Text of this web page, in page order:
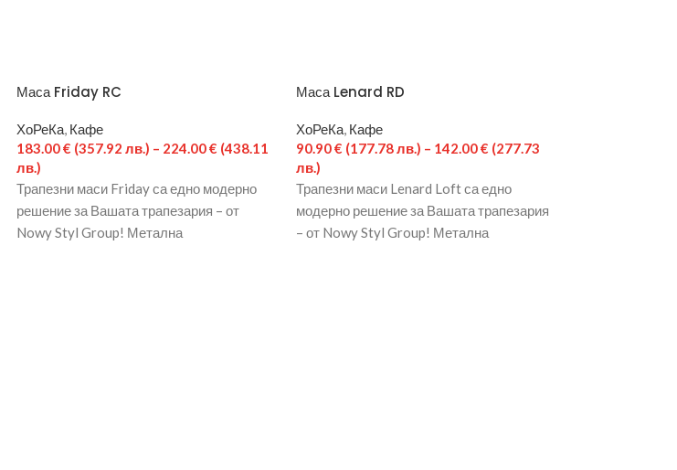
Маса Friday RC
ХоРеКа, Кафе
183.00€ (357.92 лв.) – 224.00€ (438.11
лв.)
Трапезни маси Friday са едно модерно
решение за Вашата трапезария – от
Nowy Styl Group! Метална
Маса Lenard RD
ХоРеКа, Кафе
90.90€ (177.78 лв.) – 142.00€ (277.73
лв.)
Трапезни маси Lenard Loft са едно
модерно решение за Вашата трапезария
– от Nowy Styl Group! Метална